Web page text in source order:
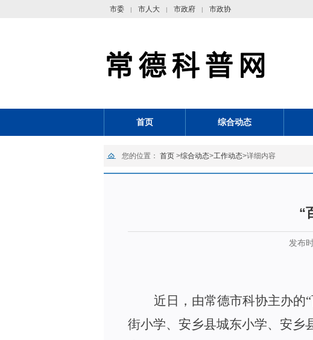
市委 | 市人大 | 市政府 | 市政协
首页 综合动态
您的位置： 首页 >综合动态>工作动态>详细内容
“
发布
近日，由常德市科协主办的“
街小学、安乡县城东小学、安乡